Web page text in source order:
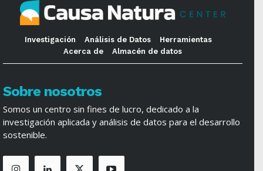
Investigación Análisis de Datos
Herramientas
Acerca de
Almacén de datos
Sobre nosotros
Somos un centro sin fines de lucro, dedicado a la
investigación aplicada y análisis de datos para el desarrollo
sostenible.